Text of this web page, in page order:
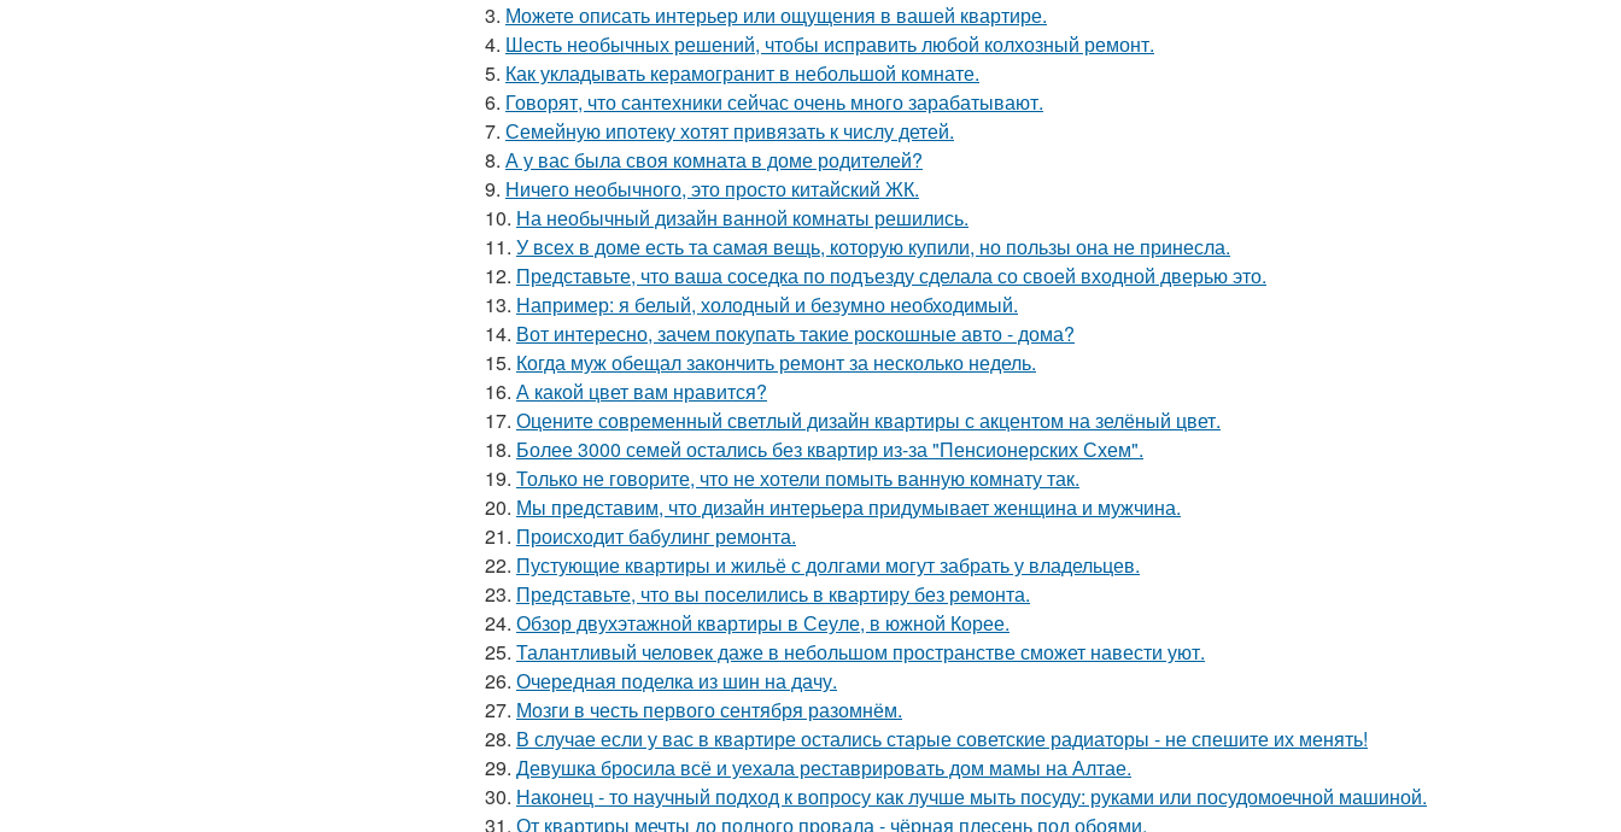
3. Можете описать интерьер или ощущения в вашей квартире.
4. Шесть необычных решений, чтобы исправить любой колхозный ремонт.
5. Как укладывать керамогранит в небольшой комнате.
6. Говорят, что сантехники сейчас очень много зарабатывают.
7. Семейную ипотеку хотят привязать к числу детей.
8. А у вас была своя комната в доме родителей?
9. Ничего необычного, это просто китайский ЖК.
10. На необычный дизайн ванной комнаты решились.
11. У всех в доме есть та самая вещь, которую купили, но пользы она не принесла.
12. Представьте, что ваша соседка по подъезду сделала со своей входной дверью это.
13. Например: я белый, холодный и безумно необходимый.
14. Вот интересно, зачем покупать такие роскошные авто - дома?
15. Когда муж обещал закончить ремонт за несколько недель.
16. А какой цвет вам нравится?
17. Оцените современный светлый дизайн квартиры с акцентом на зелёный цвет.
18. Более 3000 семей остались без квартир из-за "Пенсионерских Схем".
19. Только не говорите, что не хотели помыть ванную комнату так.
20. Мы представим, что дизайн интерьера придумывает женщина и мужчина.
21. Происходит бабулинг ремонта.
22. Пустующие квартиры и жильё с долгами могут забрать у владельцев.
23. Представьте, что вы поселились в квартиру без ремонта.
24. Обзор двухэтажной квартиры в Сеуле, в южной Корее.
25. Талантливый человек даже в небольшом пространстве сможет навести уют.
26. Очередная поделка из шин на дачу.
27. Мозги в честь первого сентября разомнём.
28. В случае если у вас в квартире остались старые советские радиаторы - не спешите их менять!
29. Девушка бросила всё и уехала реставрировать дом мамы на Алтае.
30. Наконец - то научный подход к вопросу как лучше мыть посуду: руками или посудомоечной машиной.
31. От квартиры мечты до полного провала - чёрная плесень под обоями.